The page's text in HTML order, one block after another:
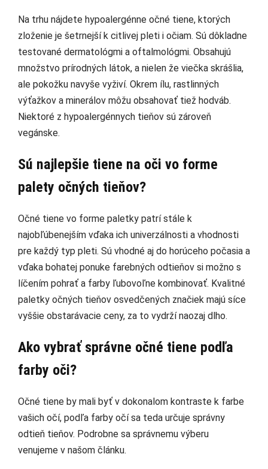
Na trhu nájdete hypoalergénne očné tiene, ktorých
zloženie je šetrnejší k citlivej pleti i očiam. Sú dôkladne
testované dermatológmi a oftalmológmi. Obsahujú
množstvo prírodných látok, a nielen že viečka skrášlia,
ale pokožku navyše vyživí. Okrem ílu, rastlinných
výťažkov a minerálov môžu obsahovať tiež hodváb.
Niektoré z hypoalergénnych tieňov sú zároveň
vegánske.
Sú najlepšie tiene na oči vo forme
palety očných tieňov?
Očné tiene vo forme paletky patrí stále k
najobľúbenejším vďaka ich univerzálnosti a vhodnosti
pre každý typ pleti. Sú vhodné aj do horúceho počasia a
vďaka bohatej ponuke farebných odtieňov si možno s
líčením pohrať a farby ľubovoľne kombinovať. Kvalitné
paletky očných tieňov osvedčených značiek majú síce
vyššie obstarávacie ceny, za to vydrží naozaj dlho.
Ako vybrať správne očné tiene podľa
farby oči?
Očné tiene by mali byť v dokonalom kontraste k farbe
vašich očí, podľa farby očí sa teda určuje správny
odtieň tieňov. Podrobne sa správnemu výberu
venujeme v našom článku.